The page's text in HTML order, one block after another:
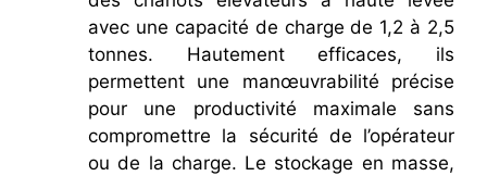
avec une capacité de charge de 1,2 à 2,5
tonnes. Hautement efficaces, ils
permettent une manœuvrabilité précise
pour une productivité maximale sans
compromettre la sécurité de l’opérateur
ou de la charge. Le stockage en masse,